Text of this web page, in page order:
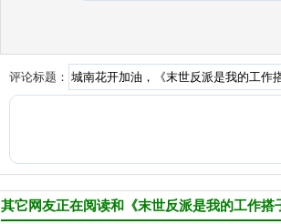
于是，这一世，她提前回
闻锦是贵族男性omega
时，就规划好了一生。
然而，世事变化无常，与
评论标题：
其它网友正在阅读和《末世反派是我的工作搭